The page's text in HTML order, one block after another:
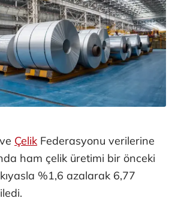
Çelik Federasyonu verilerine
ham çelik üretimi bir önceki
kıyasla %1,6 azalarak 6,77